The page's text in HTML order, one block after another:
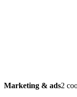
Marketing & ads2